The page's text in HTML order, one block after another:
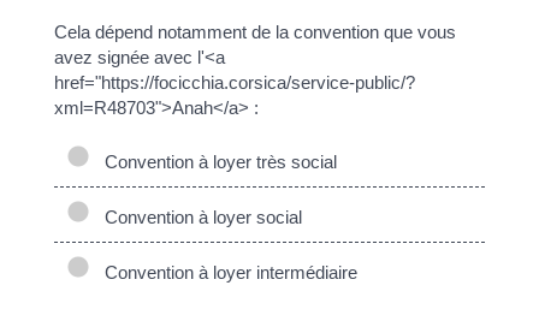
Cela dépend notamment de la convention que vous
avez signée avec l'<a
href="https://focicchia.corsica/service-public/?
xml=R48703">Anah</a> :
Convention à loyer très social
Convention à loyer social
Convention à loyer intermédiaire